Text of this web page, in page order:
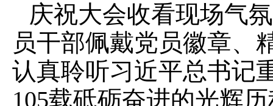
庆祝大会收看现场气
员干部佩戴党员徽章、
认真聆听习近平总书记
105载砥砺奋进的光辉